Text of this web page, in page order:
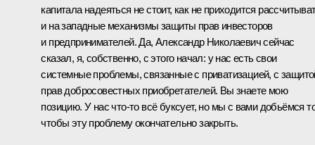
капитала надеяться не стоит, как не приходится
и на западные механизмы защиты прав инвесторов
и предпринимателей. Да, Александр Николаевич сейчас
сказал, я, собственно, с этого начал: у нас есть свои
системные проблемы, связанные с приватизацией, с
прав добросовестных приобретателей. Вы знаете мою
позицию. У нас что-то всё буксует, но мы с вами добьёмся
чтобы эту проблему окончательно закрыть.